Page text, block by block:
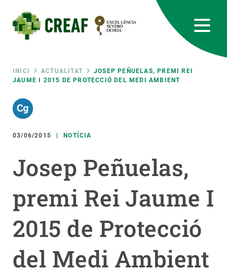
contingut
Fil
d'ariadna
INICI ACTUALITAT
JOSEP PEÑUELAS, PREMI REI
JAUME I 2015 DE PROTECCIÓ DEL MEDI AMBIENT
03/06/2015 NOTÍCIA
Josep Peñuelas,
premi Rei Jaume I
2015 de Protecció
del Medi Ambient
RRSS
Featured
responsive
INTRANET
Responsive
menu
RECERCA
CIÈNCIA EN ACCIÓ
UNEIX-TE A NOSALTRES
PARTICIPA